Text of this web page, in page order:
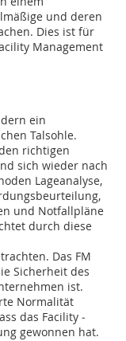
und deren
Dies ist für
Management
ein
Talsohle.
richtigen
sich wieder nach
Lageanalyse,
und Notfallpläne
durch diese
Das FM
Sicherheit des
ist.
Normalität
das Facility
gewonnen hat.